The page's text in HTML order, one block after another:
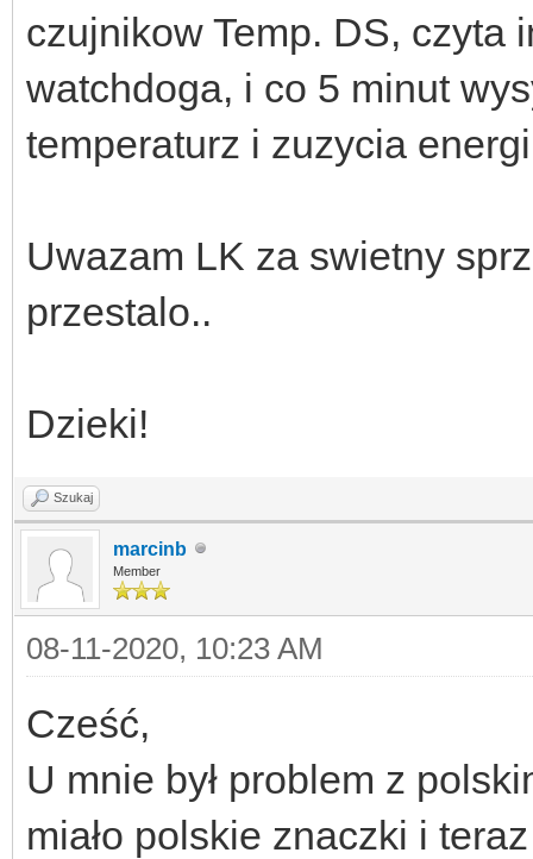
czujnikow Temp. DS, czyta
watchdoga, i co 5 minut
temperaturz i zuzycia
Uwazam LK za swietny
przestalo..
Dzieki!
Szukaj
marcinb
Member
08-11-2020, 10:23 AM
Cześć,
U mnie był problem z
miało polskie znaczki i